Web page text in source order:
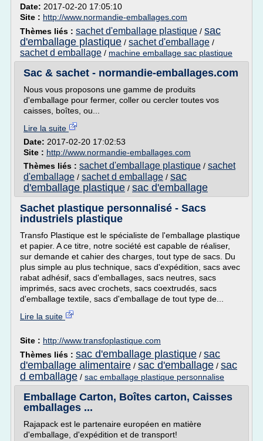
Date: 2017-02-20 17:05:10
Site : http://www.normandie-emballages.com
Thèmes liés : sachet d'emballage plastique / sac
d'emballage plastique / sachet d'emballage /
sachet d emballage / machine emballage sac plastique
Sac & sachet - normandie-emballages.com
Nous vous proposons une gamme de produits
d'emballage pour fermer, coller ou cercler toutes vos
caisses, boîtes, ou...
Lire la suite
Date: 2017-02-20 17:02:53
Site : http://www.normandie-emballages.com
Thèmes liés : sachet d'emballage plastique / sachet
d'emballage / sachet d emballage / sac
d'emballage plastique / sac d'emballage
Sachet plastique personnalisé - Sacs
industriels plastique
Transfo Plastique est le spécialiste de l'emballage plastique
et papier. A ce titre, notre société est capable de réaliser,
sur demande et cahier des charges, tout type de sacs. Du
plus simple au plus technique, sacs d'expédition, sacs avec
rabat adhésif, sacs d'emballages, sacs neutres, sacs
imprimés, sacs avec crochets, sacs coextrudés, sacs
d'emballage textile, sacs d'emballage de tout type de...
Lire la suite
Site : http://www.transfoplastique.com
Thèmes liés : sac d'emballage plastique / sac
d'emballage alimentaire / sac d'emballage / sac
d emballage / sac emballage plastique personnalise
Emballage Carton, Boîtes carton, Caisses
emballages ...
Rajapack est le partenaire européen en matière
d'emballage, d'expédition et de transport!